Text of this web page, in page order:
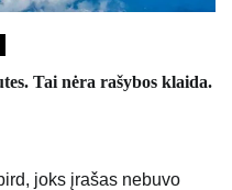
Tai nėra rašybos klaida.
joks įrašas nebuvo